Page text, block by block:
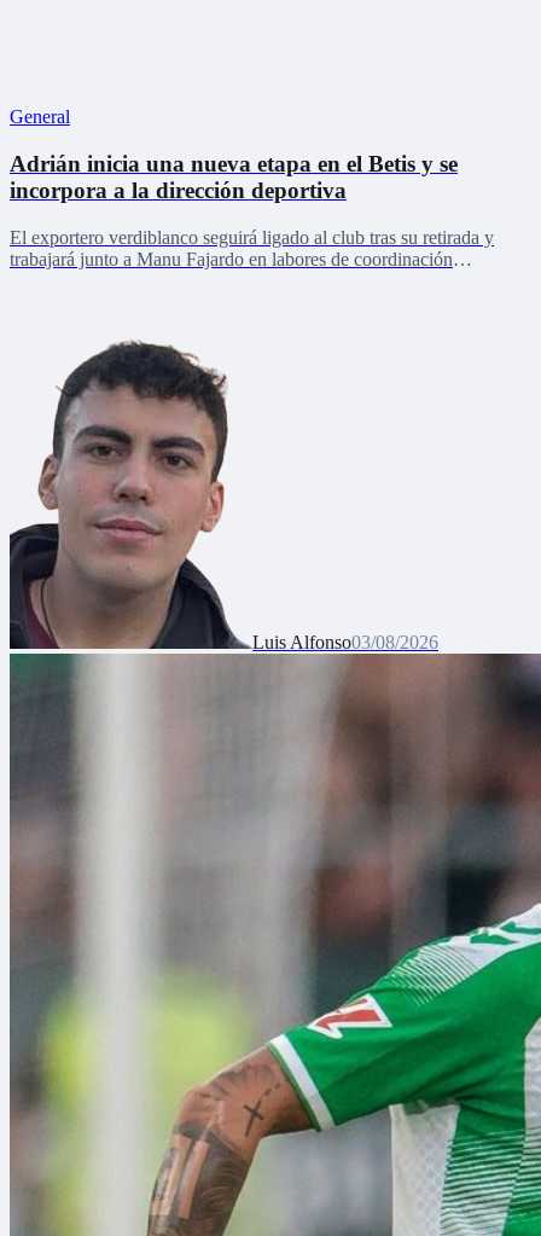
General
Adrián inicia una nueva etapa en el Betis y se
incorpora a la dirección deportiva
El exportero verdiblanco seguirá ligado al club tras su retirada y
trabajará junto a Manu Fajardo en labores de coordinación
Luis Alfonso03/08/2026